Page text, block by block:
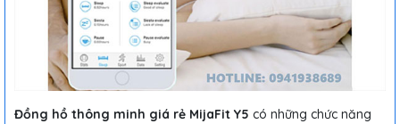
Đồng hồ thông minh giá rẻ MijaFit Y5 có những chức năng